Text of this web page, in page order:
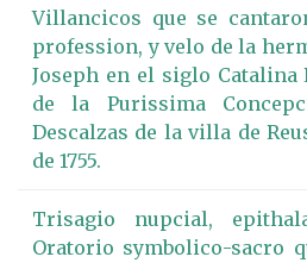
Villancicos que se
profession, y velo de la
Joseph en el siglo Catalina
de la Purissima
Descalzas de la villa de
de 1755.
Trisagio nupcial,
Oratorio symbolico-sacro